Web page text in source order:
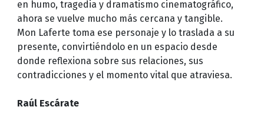
en humo, tragedia y dramatismo cinematográfico,
ahora se vuelve mucho más cercana y tangible.
Mon Laferte toma ese personaje y lo traslada a su
presente, convirtiéndolo en un espacio desde
donde reflexiona sobre sus relaciones, sus
contradicciones y el momento vital que atraviesa.
Raúl Escárate